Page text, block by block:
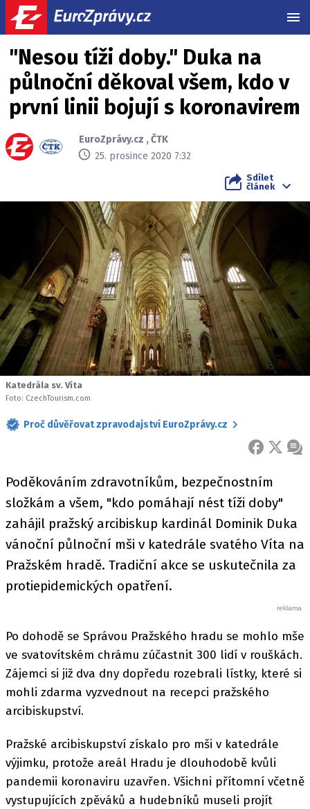
"Nesou tíži doby." Duka na
půlnoční děkoval všem, kdo v
první linii bojují s koronavirem
EuroZprávy.cz ,ČTK
25. prosince 2020 7:32
Sdílet
článek
Katedrála sv. Víta
Foto: CzechTourism.com
Proč důvěřovat zpravodajství EuroZprávy.cz
FACEBOOK
X
Poděkováním zdravotníkům, bezpečnostním
složkám a všem, "kdo pomáhají nést tíži doby"
zahájil pražský arcibiskup kardinál Dominik Duka
vánoční půlnoční mši v katedrále svatého Víta na
Pražském hradě. Tradiční akce se uskutečnila za
protiepidemických opatření.
Po dohodě se Správou Pražského hradu se mohlo mše
ve svatovítském chrámu zúčastnit 300 lidí v rouškách.
Zájemci si již dva dny dopředu rozebrali lístky, které si
mohli zdarma vyzvednout na recepci pražského
arcibiskupství.
Pražské arcibiskupství získalo pro mši v katedrále
výjimku, protože areál Hradu je dlouhodobě kvůli
pandemii koronaviru uzavřen. Všichni přítomní včetně
vystupujících zpěváků a hudebníků museli projít